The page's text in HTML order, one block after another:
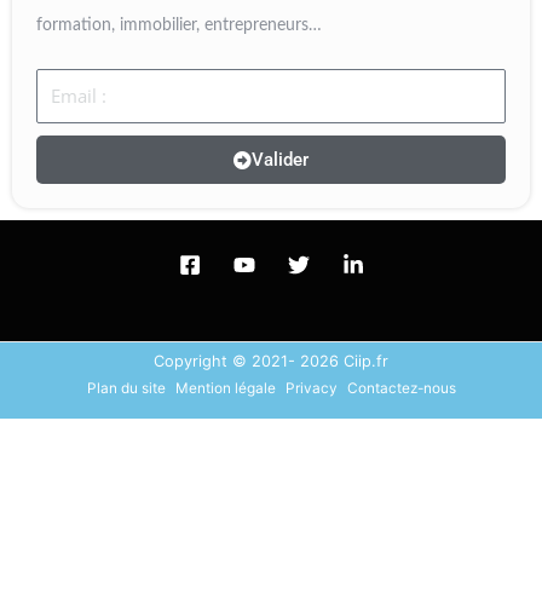
formation, immobilier, entrepreneurs…
Email
Valider
Copyright © 2021- 2026 Ciip.fr
Plan du site Mention légale Privacy Contactez-nous